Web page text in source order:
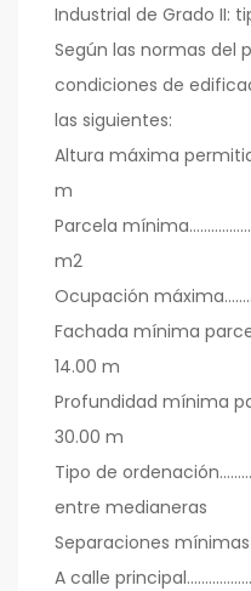
Industrial de Grado II:
Según las normas del
condiciones de
las siguientes:
Altura máxima
m
Parcela
m2
Ocupación
Fachada mínima
14.00 m
Profundidad mínima
30.00 m
Tipo de
entre medianeras
Separaciones mínimas
A calle